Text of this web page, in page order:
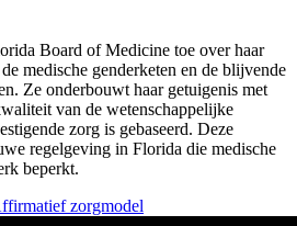
Board of Medicine toe over haar
medische genderketen en de blijvende
Ze onderbouwt haar getuigenis met
van de wetenschappelijke
zorg is gebaseerd. Deze
regelgeving in Florida die medische
beperkt.
zorgmodel